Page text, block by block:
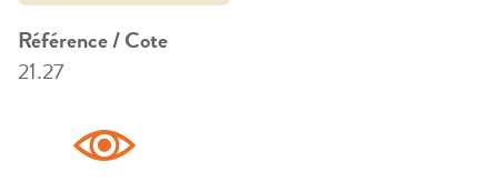
Référence / Cote
21.27